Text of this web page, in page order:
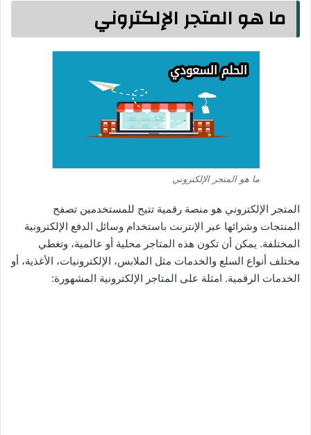
ما هو المتجر الإلكتروني
ما هو المتجر الإلكتروني
المتجر الإلكتروني هو منصة رقمية تتيح للمستخدمين تصفح
المنتجات وشرائها عبر الإنترنت باستخدام وسائل الدفع الإلكترونية
المختلفة. يمكن أن تكون هذه المتاجر محلية أو عالمية، وتغطي
مختلف أنواع السلع والخدمات مثل الملابس، الإلكترونيات، الأغذية، أو
الخدمات الرقمية. امثلة على المتاجر الإلكترونية المشهورة: